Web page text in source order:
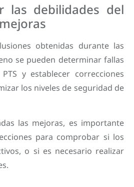
las debilidades del
obtenidas durante las
se pueden determinar fallas
y establecer correcciones
los niveles de seguridad de
las mejoras, es importante
para comprobar si los
o si es necesario realizar